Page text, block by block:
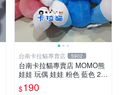
台南卡拉貓專賣店 5902
台南卡拉貓專賣店 MOMO熊
娃娃 玩偶 娃娃 粉色 藍色 2色
分售
$190